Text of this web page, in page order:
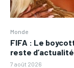
Monde
FIFA : Le
reste d’actualité
7 août 2026